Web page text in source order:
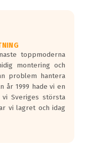
toppmoderna
montering och
problem hantera
år 1999 hade vi en
Sveriges största
vi lagret och idag